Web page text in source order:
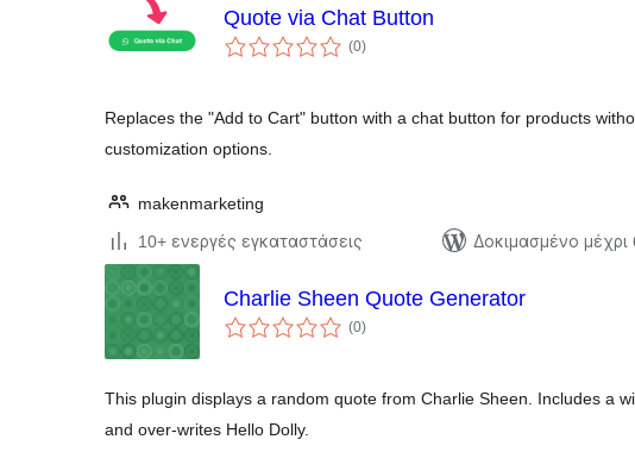
Quote via Chat Button
(0αξιολογήσεις
σύνολο
)
Replaces the "Add to Cart" button with a chat button for products
customization options.
makenmarketing
10+ ενεργές εγκαταστάσεις
Δοκιμασμένο μέχρι
Charlie Sheen Quote Generator
(0αξιολογήσεις
σύνολο
)
This plugin displays a random quote from Charlie Sheen. Includes a
and over-writes Hello Dolly.